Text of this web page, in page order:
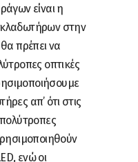
είναι η
στην
πρέπει να
οπτικές
απ’ ότι στις
ενώ οι